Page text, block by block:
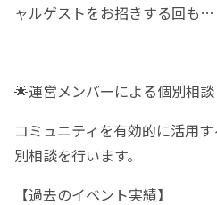
ャルゲストをお招きする回も…
🌟運営メンバーによる個別相談
コミュニティを有効的に活用
別相談を行います。
【過去のイベント実績】